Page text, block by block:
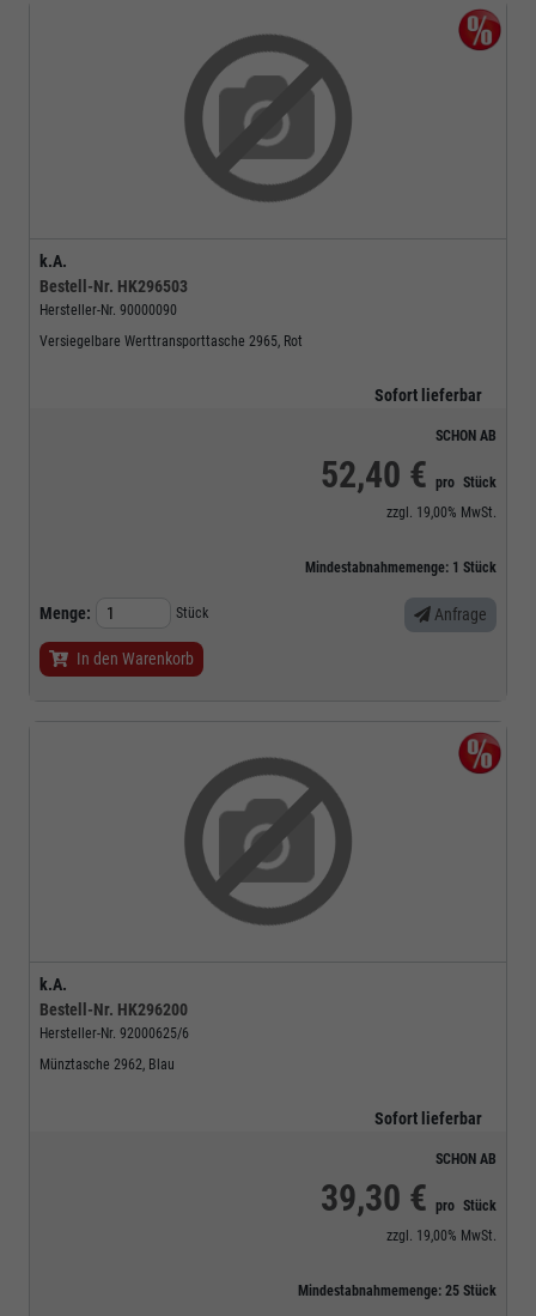
k.A.
Bestell-Nr. HK296503
Hersteller-Nr. 90000090
Versiegelbare Werttransporttasche 2965, Rot
Sofort lieferbar
SCHON AB
52,40 € pro Stück
zzgl. 19,00% MwSt.
Mindestabnahmemenge: 1 Stück
Menge: Stück Anfrage
In den Warenkorb
k.A.
Bestell-Nr. HK296200
Hersteller-Nr. 92000625/6
Münztasche 2962, Blau
Sofort lieferbar
SCHON AB
39,30 € pro Stück
zzgl. 19,00% MwSt.
Mindestabnahmemenge: 25 Stück